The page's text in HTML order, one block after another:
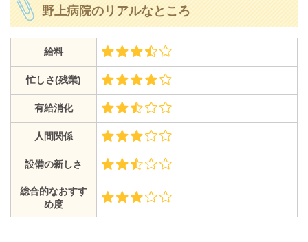
野上病院のリアルなところ
給料
忙しさ(残業)
有給消化
人間関係
設備の新しさ
総合的なおすす
め度